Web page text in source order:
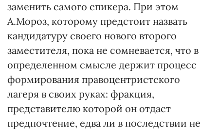
заменить самого спикера. При этом
А.Мороз, которому предстоит назвать
кандидатуру своего нового второго
заместителя, пока не сомневается, что в
определенном смысле держит процесс
формирования правоцентристского
лагеря в своих руках: фракция,
представителю которой он отдаст
предпочтение, едва ли в последствии не